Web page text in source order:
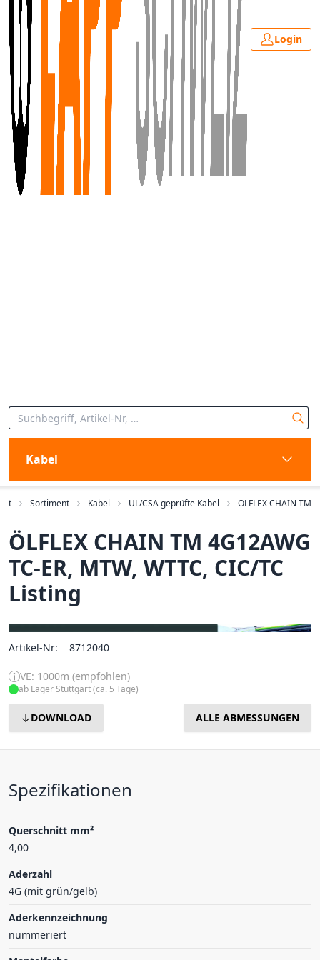
Login
Kabel
Sortiment Kabel UL/CSA geprüfte Kabel ÖLFLEX CHAIN TM
ÖLFLEX CHAIN TM 4G12AWG
TC-ER, MTW, WTTC, CIC/TC
Listing
Artikel-Nr: 8712040
VE: 1000m (empfohlen)
ab Lager Stuttgart (ca. 5 Tage)
DOWNLOAD ALLE ABMESSUNGEN
Spezifikationen
Querschnitt mm²
4,00
Aderzahl
4G (mit grün/gelb)
Aderkennzeichnung
nummeriert